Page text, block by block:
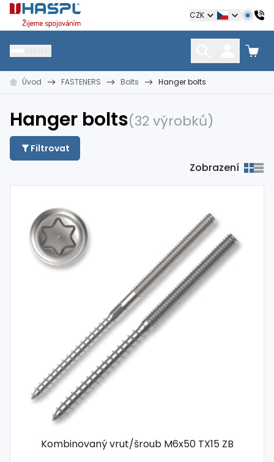
Hašpl CZK
HŘEBÍKY SPOJOVACÍ MATERIÁL KOTEVNÍ TECHNIKA
Úvod FASTENERS Bolts Hanger bolts
Hanger bolts(32 výrobků)
Filtrovat
Zobrazení
Kombinovaný vrut/šroub M6x50 TX15 ZB